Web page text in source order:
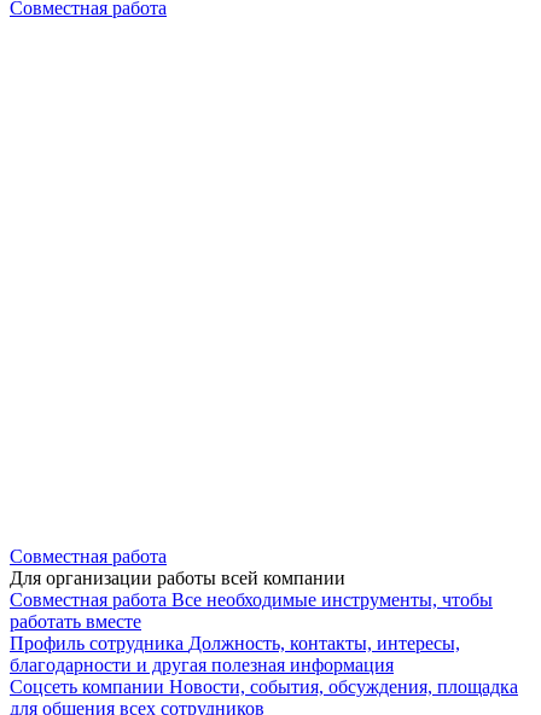
Совместная работа
Совместная работа
Для организации работы всей компании
Совместная работа Все необходимые инструменты, чтобы
работать вместе
Профиль сотрудника Должность, контакты, интересы,
благодарности и другая полезная информация
Соцсеть компании Новости, события, обсуждения, площадка
для общения всех сотрудников